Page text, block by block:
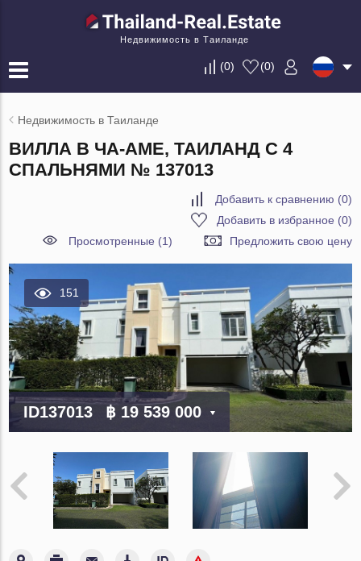
Недвижимость в Таиланде
(0) (0)
Недвижимость в Таиланде
ВИЛЛА В ЧА-АМЕ, ТАИЛАНД С 4
СПАЛЬНЯМИ № 137013
Добавить к сравнению (0)
Добавить в избранное (0)
Просмотренные (1)
Предложить свою цену
151
ID137013 ฿ 19 539 000